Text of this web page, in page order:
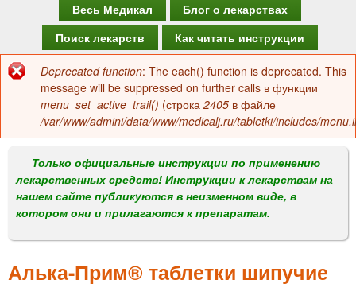
а
в
о
м
е
н
Весь Медикал
Блог о лекарствах
Поиск лекарств
Как читать инструкции
Сообщение
об
ошибке
Deprecated function: The each() function is deprecated. This
message will be suppressed on further calls в функции
menu_set_active_trail() (строка 2405 в файле
/var/www/admini/data/www/medicalj.ru/tabletki/includes/
Только официальные инструкции по применению
лекарственных средств! Инструкции к лекарствам на
нашем сайте публикуются в неизменном виде, в
котором они и прилагаются к препаратам.
Алька-Прим® таблетки шипучие